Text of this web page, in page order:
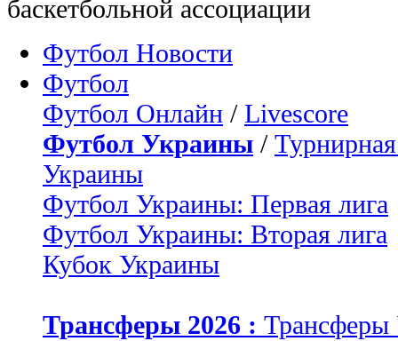
баскетбольной ассоциации
Футбол Новости
Футбол
Футбол Онлайн / Livescore
Футбол Украины /
Украины
Футбол Украины: Первая лига
Футбол Украины: Вторая лига
Кубок Украины
Трансферы 2026 :